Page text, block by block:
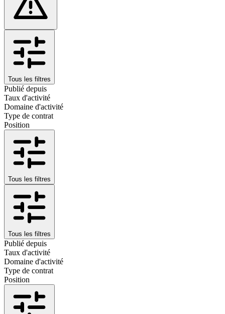
Tous les filtres
Publié depuis
Taux d'activité
Domaine d'activité
Type de contrat
Position
Tous les filtres
Tous les filtres
Publié depuis
Taux d'activité
Domaine d'activité
Type de contrat
Position